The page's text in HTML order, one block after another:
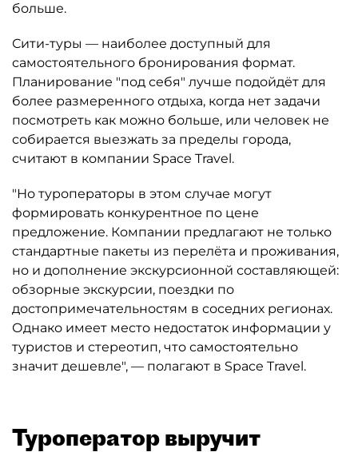
больше.
Сити-туры — наиболее доступный для
самостоятельного бронирования формат.
Планирование "под себя" лучше подойдёт для
более размеренного отдыха, когда нет задачи
посмотреть как можно больше, или человек не
собирается выезжать за пределы города,
считают в компании Space Travel.
"Но туроператоры в этом случае могут
формировать конкурентное по цене
предложение. Компании предлагают не только
стандартные пакеты из перелёта и проживания,
но и дополнение экскурсионной составляющей:
обзорные экскурсии, поездки по
достопримечательностям в соседних регионах.
Однако имеет место недостаток информации у
туристов и стереотип, что самостоятельно
значит дешевле", — полагают в Space Travel.
Туроператор выручит